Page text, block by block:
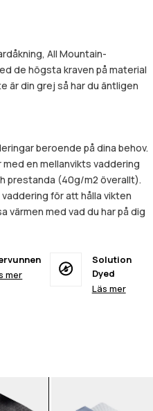
All Mountain-
de högsta kraven på material
är din grej så har du äntligen
beroende på dina behov.
en mellanvikts vaddering
prestanda (40g/m2 överallt).
för att hålla vikten
värmen med vad du har på dig
mer
Solution
Dyed
Läs mer